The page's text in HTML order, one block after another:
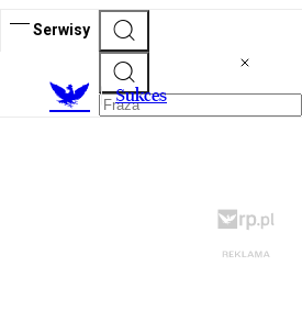
Serwisy
Sukces